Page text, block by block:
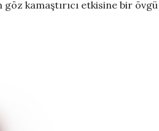
göz kamaştırıcı etkisine bir övgü